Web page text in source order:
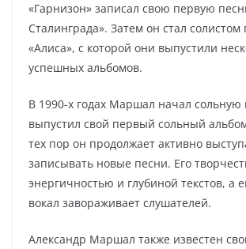
«Гарнизон» записал свою первую
Сталинграда». Затем он стал солистом
«Алиса», с которой они выпустили
успешных альбомов.
В 1990-х годах Маршал начал сольную
выпустил свой первый сольный
тех пор он продолжает активно
записывать новые песни. Его
энергичностью и глубиной текстов, а
вокал завораживает слушателей.
Александр Маршал также известен